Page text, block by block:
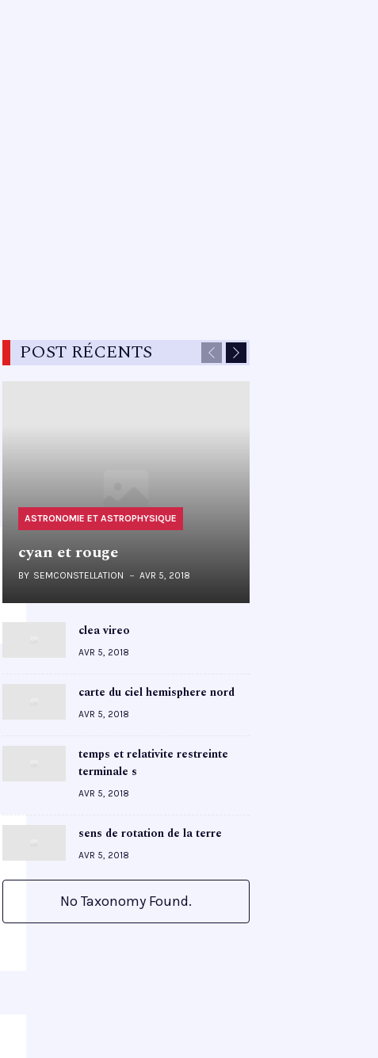
POST RÉCENTS Previous
Next
ASTRONOMIE ET ASTROPHYSIQUE
cyan et rouge
BY SEMCONSTELLATION AVR 5, 2018
clea vireo
AVR 5, 2018
carte du ciel hemisphere nord
AVR 5, 2018
temps et relativite restreinte
terminale s
AVR 5, 2018
sens de rotation de la terre
AVR 5, 2018
No Taxonomy Found.